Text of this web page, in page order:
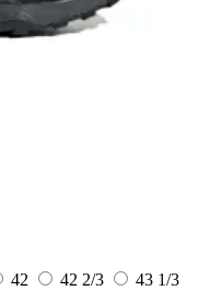
42 42 2/3
43 1/3